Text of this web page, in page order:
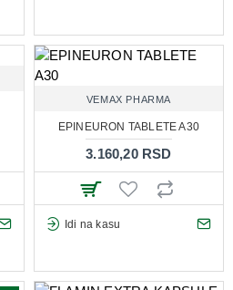
VEMAX PHARMA
EPINEURON TABLETE A30
3.160,20 RSD
Idi na kasu